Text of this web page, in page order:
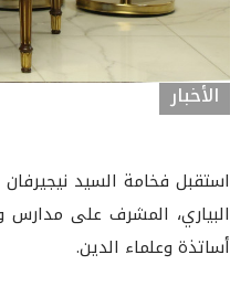
الأخبار
البياري، المشرف على مدارس
أساتذة وعلماء الدين.